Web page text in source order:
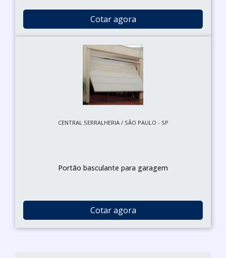
Cotar agora
CENTRAL SERRALHERIA / SÃO PAULO - SP
Portão basculante para garagem
Cotar agora